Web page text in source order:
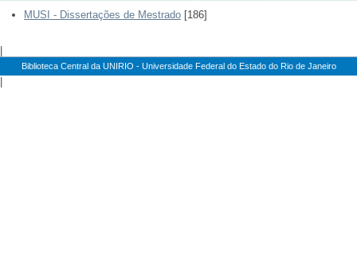
MUSI - Dissertações de Mestrado [186]
Biblioteca Central da UNIRIO - Universidade Federal do Estado do Rio de Janeiro